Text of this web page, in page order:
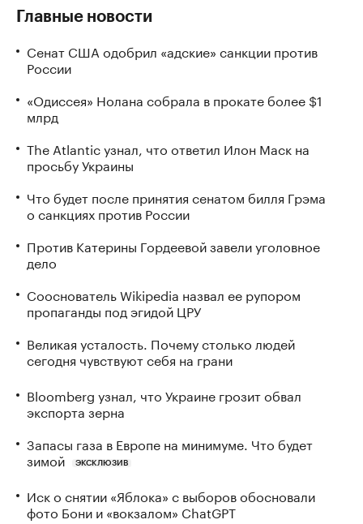
Главные новости
Сенат США одобрил «адские» санкции против
России
«Одиссея» Нолана собрала в прокате более $1
млрд
The Atlantic узнал, что ответил Илон Маск на
просьбу Украины
Что будет после принятия сенатом билля Грэма
о санкциях против России
Против Катерины Гордеевой завели уголовное
дело
Сооснователь Wikipedia назвал ее рупором
пропаганды под эгидой ЦРУ
Великая усталость. Почему столько людей
сегодня чувствуют себя на грани
Bloomberg узнал, что Украине грозит обвал
экспорта зерна
Запасы газа в Европе на минимуме. Что будет
зимой
ЭКСКЛЮЗИВ
Иск о снятии «Яблока» с выборов обосновали
фото Бони и «вокзалом» ChatGPT